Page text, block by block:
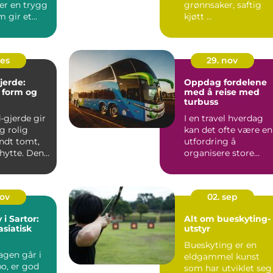
en trygg
gir et
grønnsaker, saftig
kjøtt ...
form og
gjerde gir
rolig
tomt,
Den
29. nov
Oppdag fordelene
med å reise med
turbuss
I en travel hverdag
kan det ofte være en
utfordring å
organisere store
i Sartor:
går i
er god
02. sep
Alt om bueskyting-
utstyr
Bueskyting er en
eldgammel kunst
som har utviklet seg